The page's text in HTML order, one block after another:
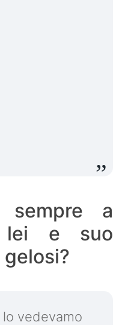
sempre a
lei e suo
lo vedevamo